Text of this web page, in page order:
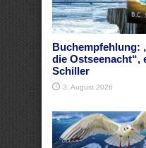
Buchempfehlung:
die Ostseenacht“,
Schiller
3. August 2026